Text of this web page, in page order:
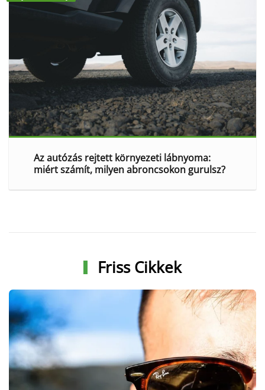
Az autózás rejtett környezeti lábnyoma:
miért számít, milyen abroncsokon gurulsz?
Friss Cikkek